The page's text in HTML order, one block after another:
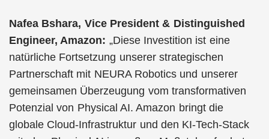
Nafea Bshara, Vice President & Distinguished
Engineer, Amazon: „Diese Investition ist eine
natürliche Fortsetzung unserer strategischen
Partnerschaft mit NEURA Robotics und unserer
gemeinsamen Überzeugung vom transformativen
Potenzial von Physical AI. Amazon bringt die
globale Cloud-Infrastruktur und den KI-Tech-Stack